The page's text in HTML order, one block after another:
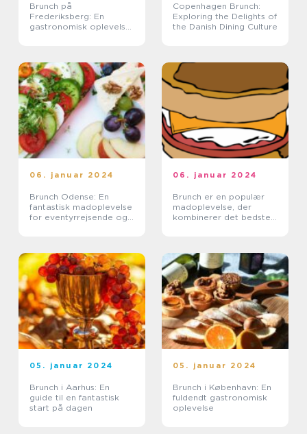
Brunch på
Frederiksberg: En
gastronomisk oplevelse
Copenhagen Brunch:
Exploring the Delights of
the Danish Dining Culture
06. januar 2024
Brunch Odense: En
fantastisk madoplevelse
for eventyrrejsende og
06. januar 2024
Brunch er en populær
madoplevelse, der
kombinerer det bedste
05. januar 2024
Brunch i Aarhus: En
guide til en fantastisk
start på dagen
05. januar 2024
Brunch i København: En
fuldendt gastronomisk
oplevelse